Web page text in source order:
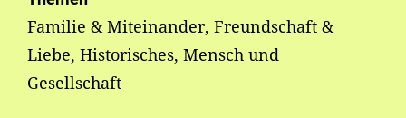
Familie & Miteinander, Freundschaft &
Liebe, Historisches, Mensch und
Gesellschaft